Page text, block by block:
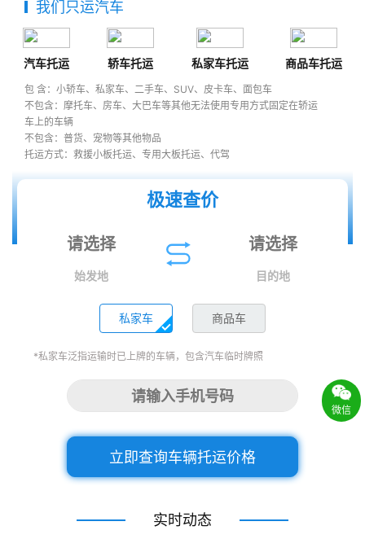
我们只运汽车
汽车托运 轿车托运 私家车托运 商品车托运
包 含：小轿车、私家车、二手车、SUV、皮卡车、面包车
不包含：摩托车、房车、大巴车等其他无法使用专用方式固定在轿运
车上的车辆
不包含：普货、宠物等其他物品
托运方式：救援小板托运、专用大板托运、代驾
极速查价
始发地 目的地
私家车 商品车
*私家车泛指运输时已上牌的车辆，包含汽车临时牌照
立即查询车辆托运价格
实时动态
微信